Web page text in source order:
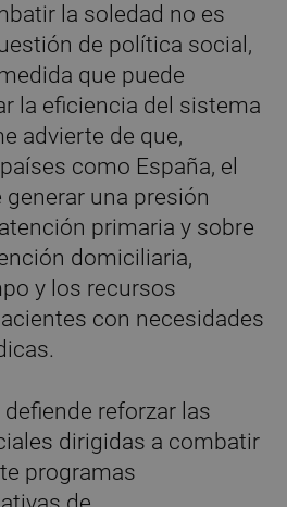
la soledad no es
de política social,
que puede
la eficiencia del sistema
advierte de que,
como España, el
una presión
primaria y sobre
domiciliaria,
y los recursos
con necesidades
reforzar las
dirigidas a combatir
programas